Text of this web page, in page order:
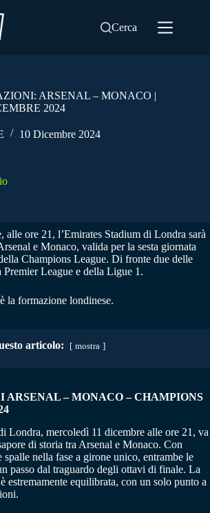
Cerca
ARSENAL – MONACO |
2024
10 Dicembre 2024
alle ore 21, l’Emirates Stadium di Londra sarà
e Monaco, valida per la sesta giornata
Champions League. Di fronte due delle
Premier League e della Ligue 1.
la formazione londinese.
articolo: mostra
ARSENAL – MONACO–CHAMPIONS
Londra, mercoledì 11 dicembre alle ore 21, va
di storia tra Arsenal e Monaco. Con
nella fase a girone unico, entrambe le
passo dal traguardo degli ottavi di finale. La
estremamente equilibrata, con un solo punto a